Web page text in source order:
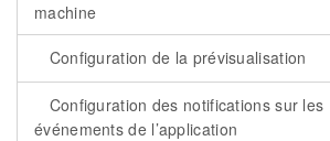
machine
Configuration de la prévisualisation
Configuration des notifications sur les
événements de l’application